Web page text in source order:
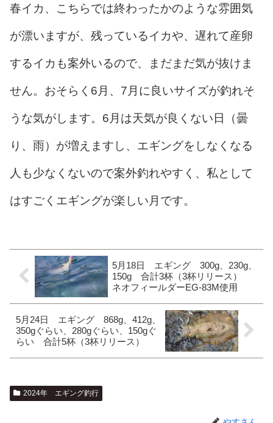
春イカ、こちらでは終わったかのような雰囲気
が漂いますが、残っているイカや、遅れて産卵
するイカも案外いるので、まだまだ気が抜けま
せん。おそらく6月、7月に良いサイズが釣れそ
うな気がします。6月は天気が良くない日（曇
り、雨）が増えますし、エギングをしなくなる
人も少なくないので案外釣れやすく、私として
はすごくエギングが楽しい月です。
5月18日 エギング 300g、230g、
150g 合計3杯（3杯リリース）
ネオフィールダーEG-83M使用
5月24日 エギング 868g、412g、
350gぐらい、280gぐらい、150gぐ
らい 合計5杯（3杯リリース）
2024年 エギング釣行